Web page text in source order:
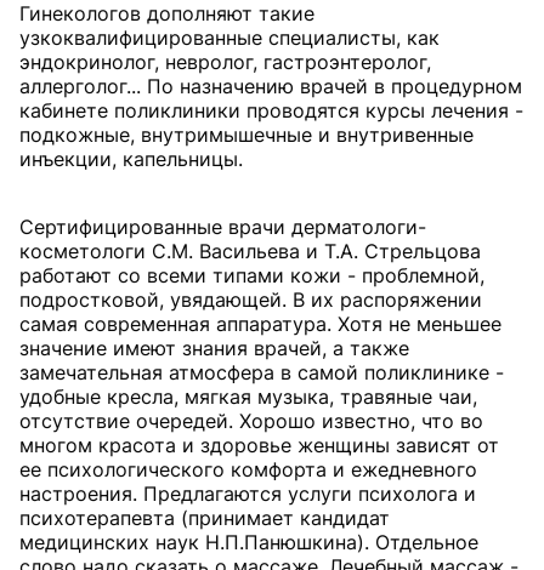
Гинекологов дополняют такие
узкоквалифицированные специалисты, как
эндокринолог, невролог, гастроэнтеролог,
аллерголог... По назначению врачей в процедурном
кабинете поликлиники проводятся курсы лечения -
подкожные, внутримышечные и внутривенные
инъекции, капельницы.
Сертифицированные врачи дерматологи-
косметологи С.М. Васильева и Т.А. Стрельцова
работают со всеми типами кожи - проблемной,
подростковой, увядающей. В их распоряжении
самая современная аппаратура. Хотя не меньшее
значение имеют знания врачей, а также
замечательная атмосфера в самой поликлинике -
удобные кресла, мягкая музыка, травяные чаи,
отсутствие очередей. Хорошо известно, что во
многом красота и здоровье женщины зависят от
ее психологического комфорта и ежедневного
настроения. Предлагаются услуги психолога и
психотерапевта (принимает кандидат
медицинских наук Н.П.Панюшкина). Отдельное